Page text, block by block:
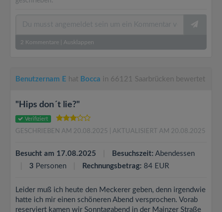
2 Kommentare Ausklappen
Benutzernam E hat Bocca in 66121 Saarbrücken bewertet
"Hips don´t lie?"
Verifiziert
GESCHRIEBEN AM 20.08.2025 | AKTUALISIERT AM 20.08.2025
Besucht am 17.08.2025 Besuchszeit: Abendessen
3 Personen Rechnungsbetrag: 84 EUR
Leider muß ich heute den Meckerer geben, denn irgendwie
hatte ich mir einen schöneren Abend versprochen. Vorab
reserviert kamen wir Sonntagabend in der Mainzer Straße